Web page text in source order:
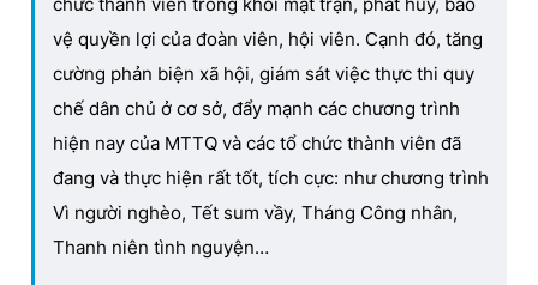
Đọc Thanh Niên trên điện thoại
vệ quyền lợi của đoàn viên, hội viên. Cạnh đó, tăng
cường phản biện xã hội, giám sát việc thực thi quy
chế dân chủ ở cơ sở, đẩy mạnh các chương trình
hiện nay của MTTQ và các tổ chức thành viên đã
đang và thực hiện rất tốt, tích cực: như chương trình
Vì người nghèo, Tết sum vầy, Tháng Công nhân,
Thanh niên tình nguyện…